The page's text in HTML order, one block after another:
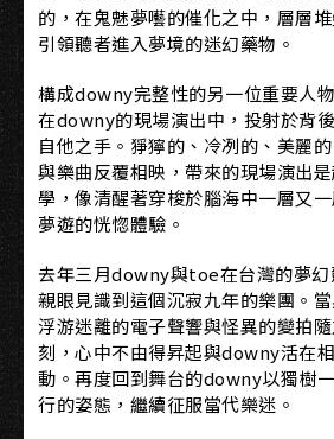
的，在鬼魅夢囈的催化之中，層層
引領聽者進入夢境的迷幻藥物。
構成downy完整性的另一位重要人
在downy的現場演出中，投射於背
自他之手。猙獰的、冷冽的、美麗
與樂曲反覆相映，帶來的現場演出
學，像清醒著穿梭於腦海中一層又
夢遊的恍惚體驗。
去年三月downy與toe在台灣的夢幻
親眼見識到這個沉寂九年的樂團。
浮游迷離的電子聲響與怪異的變拍
刻，心中不由得昇起與downy活在
動。再度回到舞台的downy以獨樹
行的姿態，繼續征服當代樂迷。